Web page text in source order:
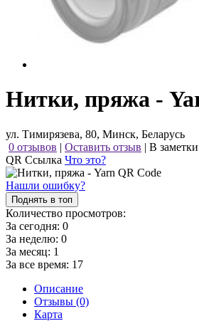
Нитки, пряжа -
ул. Тимирязева, 80, Минск, Беларусь
0 отзывов | Оставить отзыв | В заметки
QR Ссылка Что это?
Нашли ошибку?
Поднять в топ
Количество просмотров:
За сегодня: 0
За неделю: 0
За месяц: 1
За все время: 17
Описание
Отзывы (0)
Карта